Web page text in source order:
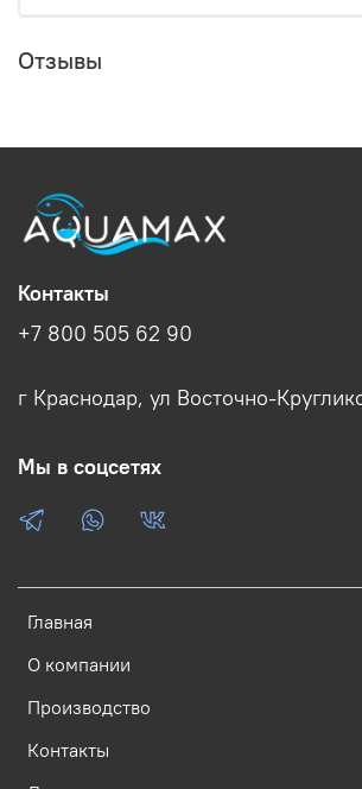
Отзывы
Главная
О компании
Производство
Контакты
Контакты
+7 800 505 62 90
г Краснодар, ул Восточно-
Мы в соцсетях